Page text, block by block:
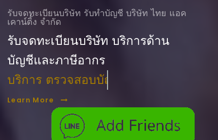
รับจดทะเบียนบริษัท รับทําบัญชี บริษัท ไทย แอค
เคาน์ติ้ง จำกัด
รับจดทะเบียนบริษัท บริการด้าน
บัญชีและภาษีอากร
บริการ ตรวจสอบบัญชี
Learn More